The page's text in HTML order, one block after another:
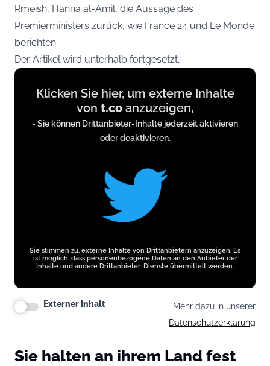
Rmeish, Hanna al-Amil, die Aussage des
Premierministers zurück, wie France 24 und Le Monde
berichten.
Der Artikel wird unterhalb fortgesetzt.
Display
contentKlicken Sie hier, um externe Inhalte
von t.co anzuzeigen,
- Sie können Drittanbieter-Inhalte jederzeit aktivieren
oder deaktivieren.
Sie stimmen zu, externe Inhalte von Drittanbietern anzuzeigen. Es
ist möglich, dass personenbezogene Daten an den Anbieter der
Inhalte und andere Drittanbieter-Dienste übermittelt werden.
Externer Inhalt
Mehr dazu in unserer
Datenschutzerklärung
Sie halten an ihrem Land fest